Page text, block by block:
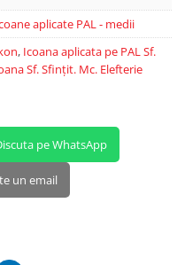
aplicate PAL - medii
, Icoana aplicata pe PAL Sf.
Sf. Sfințit. Mc. Elefterie
pe WhatsApp
un email